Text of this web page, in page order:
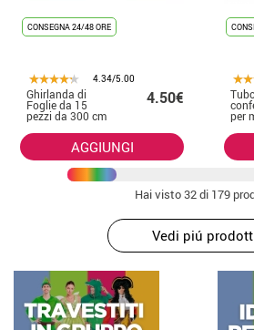
CONSEGNA 24/48 ORE
4.34/5.00
Ghirlanda di
Foglie da 15
pezzi da 300 cm
4.50€
AGGIUNGI
per
Hai visto32di 179
Vedi piú